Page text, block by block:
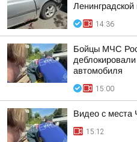
14:36
Бойцы МЧС
автомобиля
15:00
Видео с
15:12